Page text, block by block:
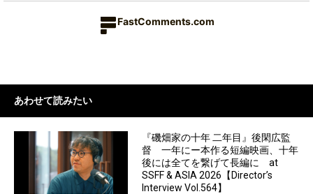
FastComments.com
あわせて読みたい
『磯畑家の十年 二年目』後閑広監
督 一年にー本作る短編映画、十年
後には全てを繋げて長編に at
SSFF & ASIA 2026【Director’s
Interview Vol.564】